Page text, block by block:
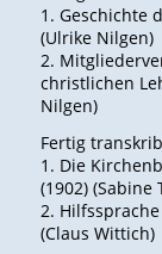
1. Geschichte
(Ulrike Nilgen)
2.
christlichen
Nilgen)
Fertig
1. Die
(1902) (Sabine
2.
(Claus Wittich)